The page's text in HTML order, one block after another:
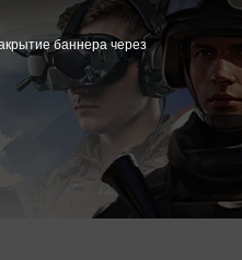
баннера через